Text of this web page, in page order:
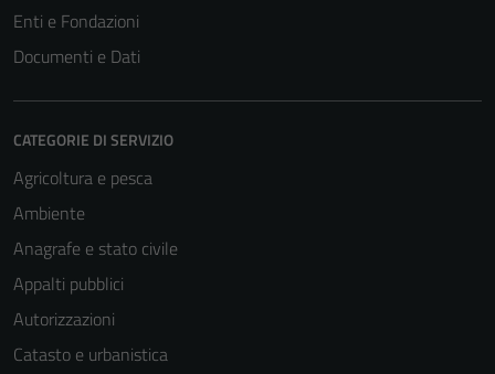
Enti e Fondazioni
Documenti e Dati
CATEGORIE DI SERVIZIO
Agricoltura e pesca
Ambiente
Anagrafe e stato civile
Appalti pubblici
Autorizzazioni
Catasto e urbanistica